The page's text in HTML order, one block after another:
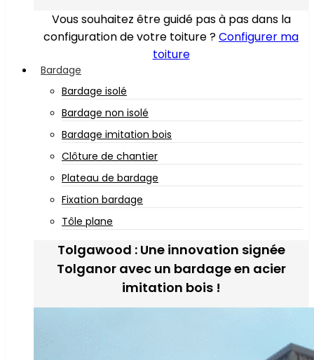
Vous souhaitez être guidé pas à pas dans la
configuration de votre toiture ?Configurer ma
toiture
Bardage
Bardage isolé
Bardage non isolé
Bardage imitation bois
Clôture de chantier
Plateau de bardage
Fixation bardage
Tôle plane
Tolgawood : Une innovation signée
Tolganor avec un bardage en acier
imitation bois !